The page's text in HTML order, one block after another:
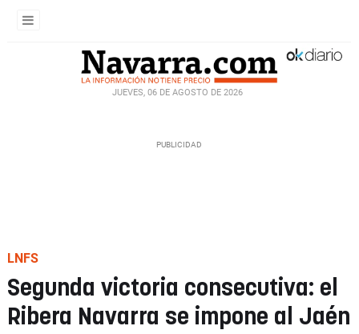
JUEVES, 06 DE AGOSTO DE 2026
LNFS
Segunda victoria consecutiva: el
Ribera Navarra se impone al Jaén